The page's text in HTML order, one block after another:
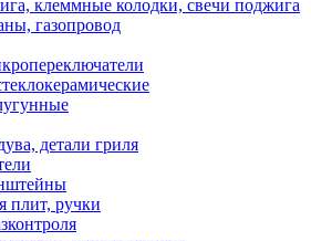
клеммные колодки, свечи поджига
газопровод
детали гриля
плит, ручки